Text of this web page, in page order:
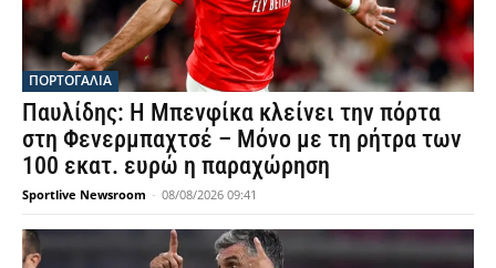
ΠΟΡΤΟΓΑΛΙΑ
Παυλίδης: Η Μπενφίκα κλείνει την πόρτα
στη Φενερμπαχτσέ – Μόνο με τη ρήτρα των
100 εκατ. ευρώ η παραχώρηση
Sportlive Newsroom - 08/08/2026 09:41